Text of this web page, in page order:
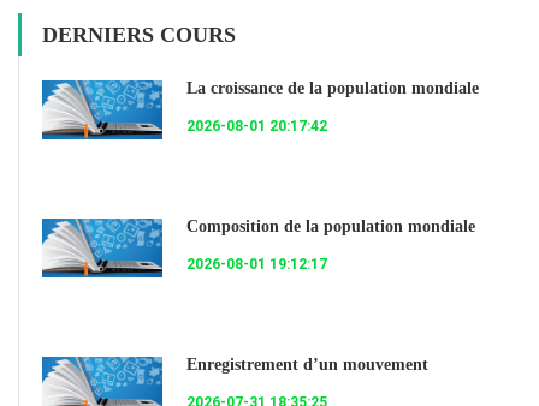
DERNIERS COURS
La croissance de la population mondiale
2026-08-01 20:17:42
Composition de la population mondiale
2026-08-01 19:12:17
Enregistrement d’un mouvement